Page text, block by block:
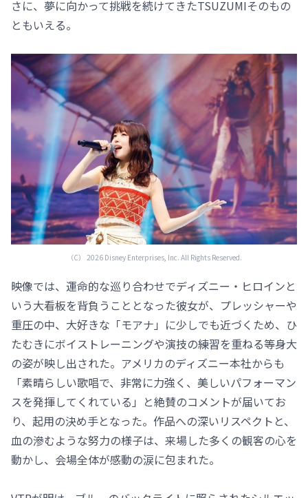
さに、夢に向かって挑戦を続けてきたTSUZUMIそのもの
ともいえる。
（C） 2026 Disney Enterprises, Inc. All Rights Reserved.
映像では、運命的な巡り合わせでディズニー・ヒロインと
いう大看板を背負うこととなった彼女が、プレッシャーや
重圧の中、大好きな「モアナ」に少しでも近づくため、ひ
たむきにボイストレーニングや演技の練習を重ねる等身大
の姿が映し出された。アメリカのディズニー本社からも
「素晴らしい歌唱で、非常に力強く、美しいパフォーマン
スを発揮してくれている」と絶賛のコメントが届いてお
り、起用の決め手となった。作品への深いリスペクトと、
血の滲むような努力の様子は、来場した多くの観客の心を
動かし、会場全体が感動の涙に包まれた。